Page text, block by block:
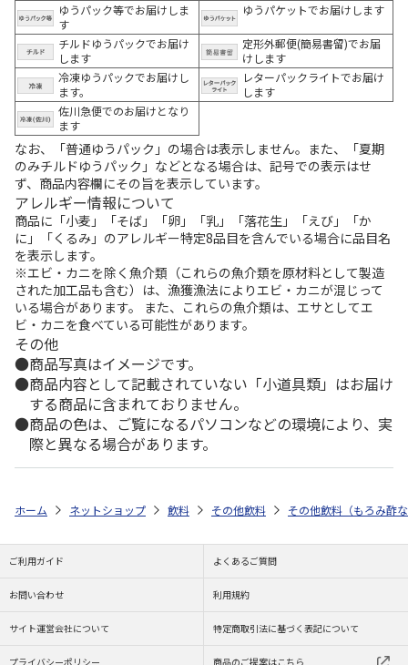
ゆうパック等でお届けしま
す
ゆうパケットでお届けします
チルドゆうパックでお届け
します
定形外郵便(簡易書留)でお届
けします
冷凍ゆうパックでお届けし
ます。
レターパックライトでお届け
します
佐川急便でのお届けとなり
ます
なお、「普通ゆうパック」の場合は表示しません。また、「夏期
のみチルドゆうパック」などとなる場合は、記号での表示はせ
ず、商品内容欄にその旨を表示しています。
アレルギー情報について
商品に「小麦」「そば」「卵」「乳」「落花生」「えび」「か
に」「くるみ」のアレルギー特定8品目を含んでいる場合に品目名
を表示します。
※エビ・カニを除く魚介類（これらの魚介類を原材料として製造
された加工品も含む）は、漁獲漁法によりエビ・カニが混じって
いる場合があります。 また、これらの魚介類は、エサとしてエ
ビ・カニを食べている可能性があります。
その他
商品写真はイメージです。
商品内容として記載されていない「小道具類」はお届け
する商品に含まれておりません。
商品の色は、ご覧になるパソコンなどの環境により、実
際と異なる場合があります。
ホーム ネットショップ 飲料 その他飲料 その他飲料（もろみ酢
ご利用ガイド よくあるご質問
お問い合わせ 利用規約
サイト運営会社について 特定商取引法に基づく表記について
プライバシーポリシー 商品のご提案はこちら